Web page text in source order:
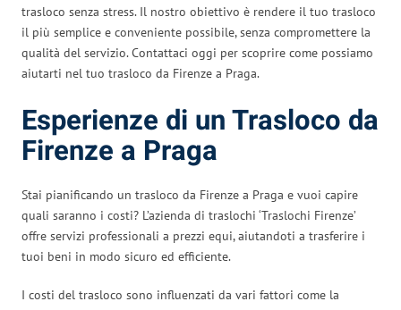
trasloco senza stress. Il nostro obiettivo è rendere il tuo trasloco
il più semplice e conveniente possibile, senza compromettere la
qualità del servizio. Contattaci oggi per scoprire come possiamo
aiutarti nel tuo trasloco da Firenze a Praga.
Esperienze di un Trasloco da
Firenze a Praga
Stai pianificando un trasloco da Firenze a Praga e vuoi capire
quali saranno i costi? L’azienda di traslochi ‘Traslochi Firenze’
offre servizi professionali a prezzi equi, aiutandoti a trasferire i
tuoi beni in modo sicuro ed efficiente.
I costi del trasloco sono influenzati da vari fattori come la